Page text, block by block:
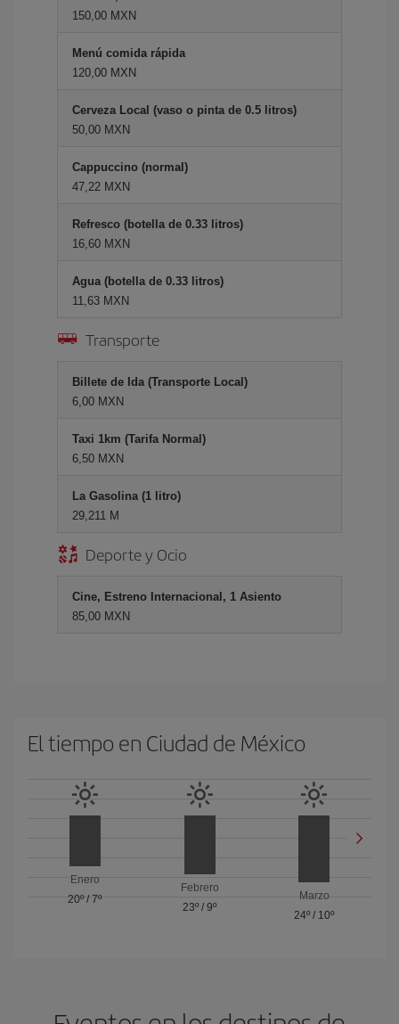
150,00 MXN
Menú comida rápida
120,00 MXN
Cerveza Local (vaso o pinta de 0.5 litros)
50,00 MXN
Cappuccino (normal)
47,22 MXN
Refresco (botella de 0.33 litros)
16,60 MXN
Agua (botella de 0.33 litros)
11,63 MXN
Transporte
Billete de Ida (Transporte Local)
6,00 MXN
Taxi 1km (Tarifa Normal)
6,50 MXN
La Gasolina (1 litro)
29,211 M
Deporte y Ocio
Cine, Estreno Internacional, 1 Asiento
85,00 MXN
El tiempo en Ciudad de México
Enero
20º/7º
Febrero
23º / 9º
Marzo
24º / 10º